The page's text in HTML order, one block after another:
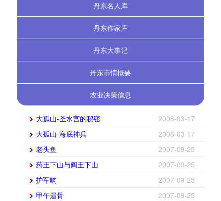
丹东名人库
丹东作家库
丹东大事记
丹东市情概要
农业决策信息
大孤山-圣水宫的秘密
2008-03-17
大孤山-海底神兵
2008-03-17
老头鱼
2007-09-25
药王下山与阎王下山
2007-09-25
护军晌
2007-09-25
甲午遗骨
2007-09-25